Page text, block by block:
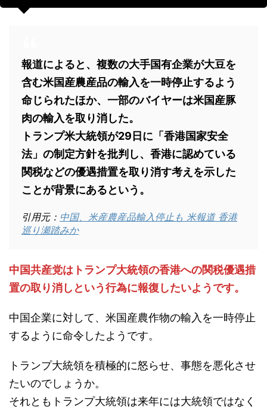
報道によると、複数の大手国有企業が大豆を
含む米国産農産品の輸入を一時停止するよう
命じられたほか、一部のバイヤーは米国産豚
肉の輸入を取り消した。
トランプ米大統領が29日に「香港国家安全
法」の制定方針を批判し、香港に認めている
関税などの優遇措置を取り消す考えを示した
ことが背景にあるという。
引用元： 中国、米産農産品輸入停止も 米報道 香港
巡り瀬踏みか
中国共産党はトランプ大統領の香港への関税優遇措
置の取り消しという行為に報復したいようです。
中国企業に対して、米国産農作物の輸入を一時停止
するように命令したようです。
トランプ大統領を積極的に怒らせ、事態を悪化させ
たいのでしょうか。
それともトランプ大統領は来年には大統領ではなく